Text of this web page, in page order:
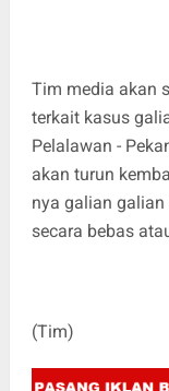
Tim media akan
terkait kasus
Pelalawan -
akan turun
nya galian galian
secara bebas
(Tim)